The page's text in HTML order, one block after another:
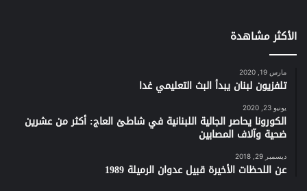
الأكثر مشاهدة
مارس 19, 2020
تلفزيون لبنان يبدأ البث التعليمي غدا
يونيو 23, 2020
الكورونا يحاصر الجالية اللبنانية في شاطئ العاج: أكثر من عشرين
ضحية وآلاف المصابين
ديسمبر 29, 2018
عن اللحظات الأخيرة قبيل عدوان الرميلة 1989